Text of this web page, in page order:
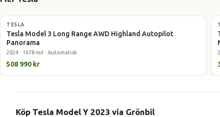
Elbil
TESLA
Tesla Model 3 Long Range AWD Highland Autopilot
Panorama
2024 · 1678 mil · Automatisk
508 990 kr
Köp Tesla Model Y 2023 via Grönbil